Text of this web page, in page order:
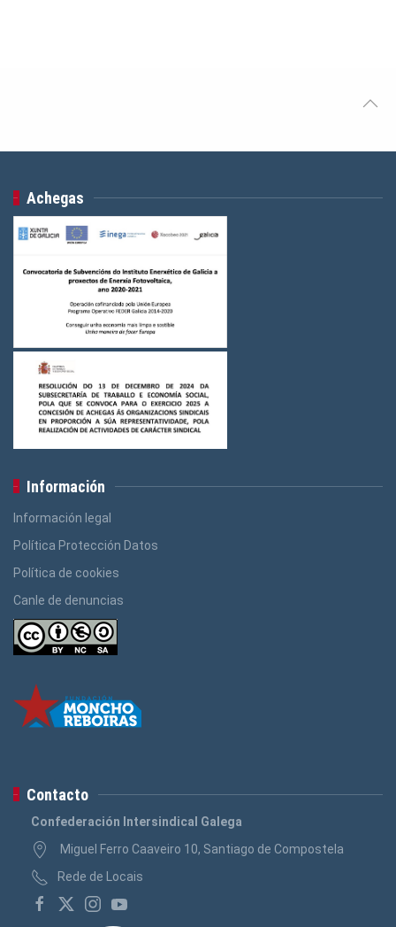
Achegas
Información
Información legal
Política Protección Datos
Política de cookies
Canle de denuncias
Contacto
Confederación Intersindical Galega
Miguel Ferro Caaveiro 10, Santiago de Compostela
Rede de Locais